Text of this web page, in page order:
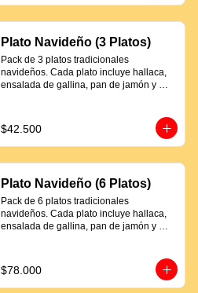
Plato Navideño (3 Platos)
Pack de 3 platos tradicionales
navideños. Cada plato incluye hallaca,
ensalada de gallina, pan de jamón y
$42.500
Plato Navideño (6 Platos)
Pack de 6 platos tradicionales
navideños. Cada plato incluye hallaca,
ensalada de gallina, pan de jamón y
$78.000